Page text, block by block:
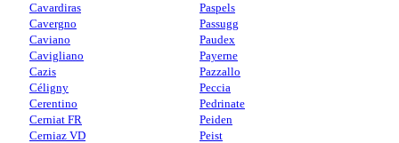
Cavardiras
Cavergno
Caviano
Cavigliano
Cazis
Céligny
Cerentino
Cerniat FR
Cerniaz VD
Paspels
Passugg
Paudex
Payerne
Pazzallo
Peccia
Pedrinate
Peiden
Peist